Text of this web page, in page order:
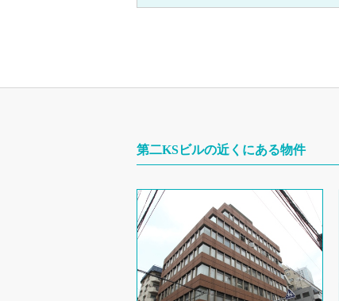
第二KSビルの近くにある物件